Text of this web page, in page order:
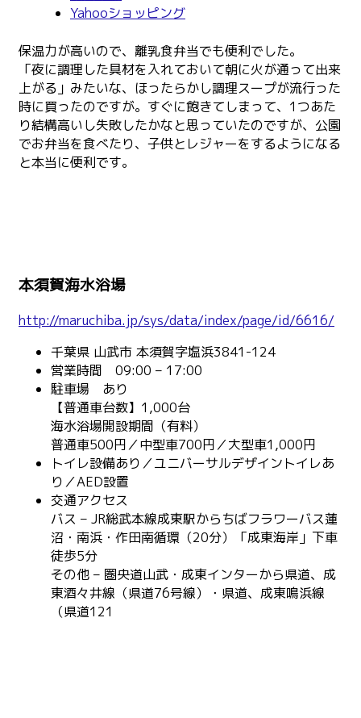
Yahooショッピング
保温力が高いので、離乳食弁当でも便利でした。
「夜に調理した具材を入れておいて朝に火が通って出来
上がる」みたいな、ほったらかし調理スープが流行った
時に買ったのですが。すぐに飽きてしまって、1つあた
り結構高いし失敗したかなと思っていたのですが、公園
でお弁当を食べたり、子供とレジャーをするようになる
と本当に便利です。
本須賀海水浴場
http://maruchiba.jp/sys/data/index/page/id/6616/
千葉県 山武市 本須賀字塩浜3841-124
営業時間 09:00 – 17:00
駐車場 あり
【普通車台数】1,000台
海水浴場開設期間（有料）
普通車500円／中型車700円／大型車1,000円
トイレ設備あり／ユニバーサルデザイントイレあ
り／AED設置
交通アクセス
バス – JR総武本線成東駅からちばフラワーバス蓮
沼・南浜・作田南循環（20分）「成東海岸」下車
徒歩5分
その他 – 圏央道山武・成東インターから県道、成
東酒々井線（県道76号線）・県道、成東鳴浜線
（県道121